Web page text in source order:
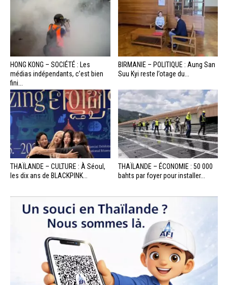
HONG KONG – SOCIÉTÉ : Les
médias indépendants, c’est bien
fini...
BIRMANIE – POLITIQUE : Aung San
Suu Kyi reste l’otage du...
THAÏLANDE – CULTURE : À Séoul,
les dix ans de BLACKPINK...
THAÏLANDE – ÉCONOMIE : 50 000
bahts par foyer pour installer...